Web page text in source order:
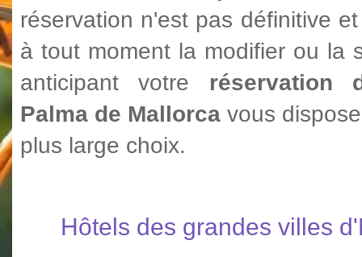
réservation n'est pas définitive
à tout moment la modifier ou la
anticipant votre réservation
Palma de Mallorca vous
plus large choix.
Hôtels des grandes villes